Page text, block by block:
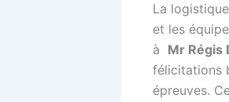
La
et les
à Mr Régis
félicitations
épreuves.